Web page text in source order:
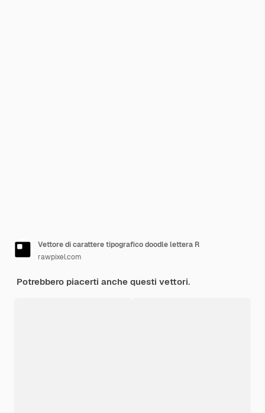
Vettore di carattere tipografico doodle lettera R
rawpixel.com
Potrebbero piacerti anche questi vettori.